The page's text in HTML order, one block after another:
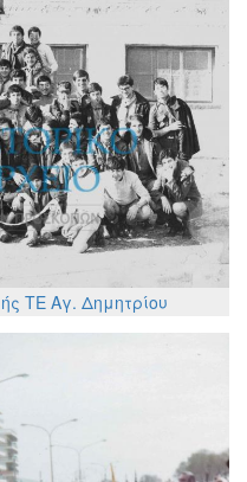
ΤΕ Αγ. Δημητρίου